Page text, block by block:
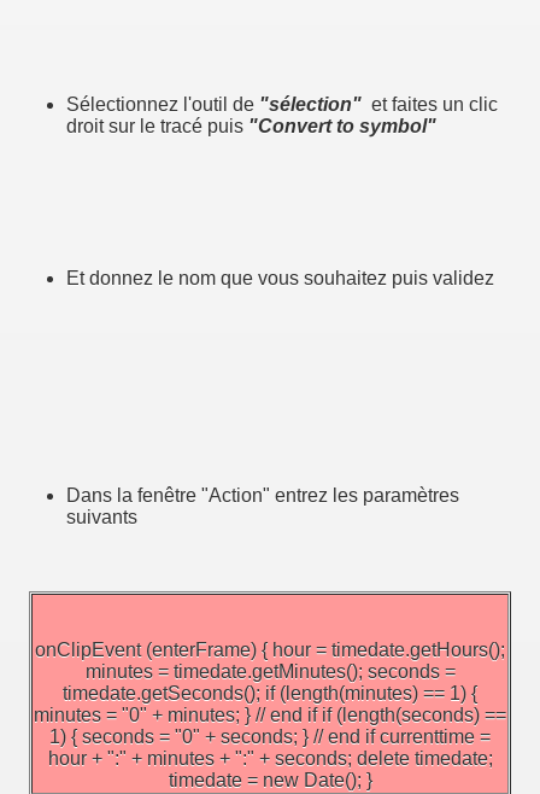
Sélectionnez l'outil de "sélection" et faites un clic
droit sur le tracé puis "Convert to symbol"
Et donnez le nom que vous souhaitez puis validez
Dans la fenêtre "Action" entrez les paramètres
suivants
onClipEvent (enterFrame) { hour = timedate.getHours();
minutes = timedate.getMinutes(); seconds =
timedate.getSeconds(); if (length(minutes) == 1) {
minutes = "0" + minutes; } // end if if (length(seconds) ==
1) { seconds = "0" + seconds; } // end if currenttime =
hour + ":" + minutes + ":" + seconds; delete timedate;
timedate = new Date(); }